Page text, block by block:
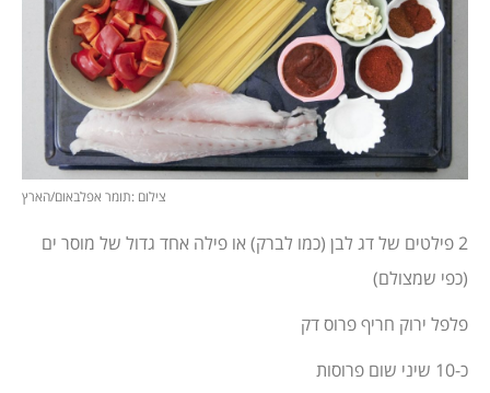
צילום :תומר אפלבאום/הארץ
2 פילטים של דג לבן (כמו לברק) או פילה אחד גדול של מוסר ים
(כפי שמצולם)
פלפל ירוק חריף פרוס דק
כ-10 שיני שום פרוסות